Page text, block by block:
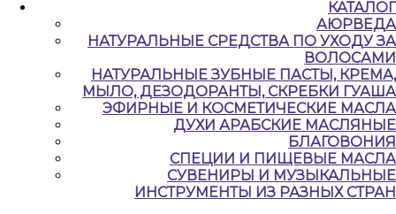
КАТАЛОГ
АЮРВЕДА
НАТУРАЛЬНЫЕ CРЕДСТВА ПО УХОДУ ЗА
ВОЛОСАМИ
НАТУРАЛЬНЫЕ ЗУБНЫЕ ПАСТЫ, КРЕМА,
МЫЛО, ДЕЗОДОРАНТЫ, СКРЕБКИ ГУАША
ЭФИРНЫЕ И КОСМЕТИЧЕСКИЕ МАСЛА
ДУХИ АРАБСКИЕ МАСЛЯНЫЕ
БЛАГОВОНИЯ
СПЕЦИИ И ПИЩЕВЫЕ МАСЛА
СУВЕНИРЫ И МУЗЫКАЛЬНЫЕ
ИНСТРУМЕНТЫ ИЗ РАЗНЫХ СТРАН